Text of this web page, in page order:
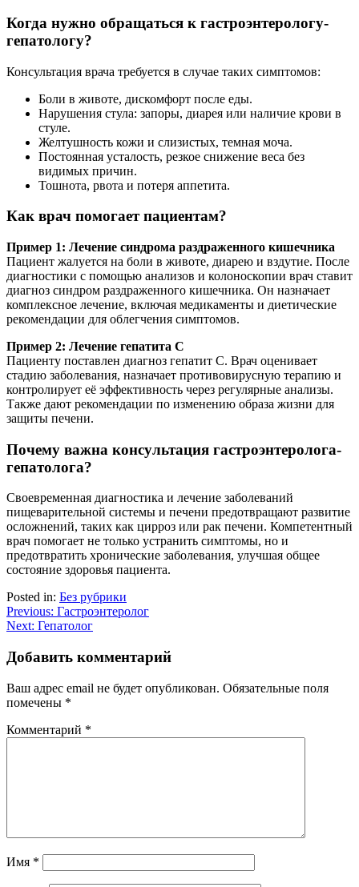
Когда нужно обращаться к гастроэнтерологу-
гепатологу?
Консультация врача требуется в случае таких симптомов:
Боли в животе, дискомфорт после еды.
Нарушения стула: запоры, диарея или наличие крови в
стуле.
Желтушность кожи и слизистых, темная моча.
Постоянная усталость, резкое снижение веса без
видимых причин.
Тошнота, рвота и потеря аппетита.
Как врач помогает пациентам?
Пример 1: Лечение синдрома раздраженного кишечника
Пациент жалуется на боли в животе, диарею и вздутие. После
диагностики с помощью анализов и колоноскопии врач ставит
диагноз синдром раздраженного кишечника. Он назначает
комплексное лечение, включая медикаменты и диетические
рекомендации для облегчения симптомов.
Пример 2: Лечение гепатита C
Пациенту поставлен диагноз гепатит C. Врач оценивает
стадию заболевания, назначает противовирусную терапию и
контролирует её эффективность через регулярные анализы.
Также дают рекомендации по изменению образа жизни для
защиты печени.
Почему важна консультация гастроэнтеролога-
гепатолога?
Своевременная диагностика и лечение заболеваний
пищеварительной системы и печени предотвращают развитие
осложнений, таких как цирроз или рак печени. Компетентный
врач помогает не только устранить симптомы, но и
предотвратить хронические заболевания, улучшая общее
состояние здоровья пациента.
Posted in: Без рубрики
Навигация
по
записям
Previous: Гастроэнтеролог
Next: Гепатолог
Добавить комментарий
Ваш адрес email не будет опубликован. Обязательные поля
помечены *
Комментарий *
Имя *